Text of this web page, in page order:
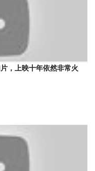
，上映十年依然非常火